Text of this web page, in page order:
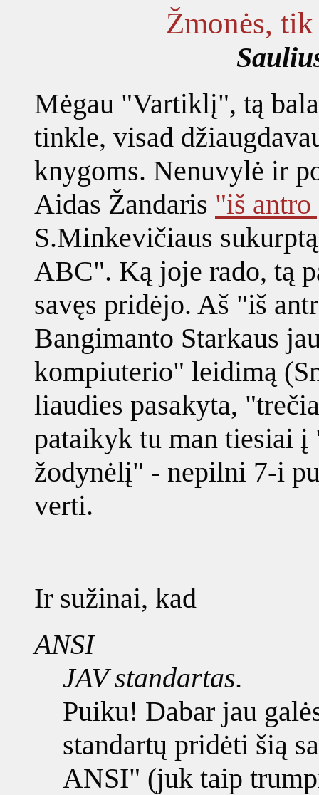
Žmonės,
Mėgau "Vartiklį", tą
tinkle, visad
knygoms. Nenuvylė ir
Aidas Žandaris "iš antro
S.Minkevičiaus
ABC". Ką joje rado, tą
savęs pridėjo. Aš "iš
Bangimanto Starkaus
kompiuterio" leidimą
liaudies pasakyta,
pataikyk tu man tiesiai
žodynėlį" - nepilni 7-i
verti.
Ir sužinai, kad
ANSI
JAV standartas.
Puiku! Dabar jau
standartų pridėti šią
ANSI" (juk taip